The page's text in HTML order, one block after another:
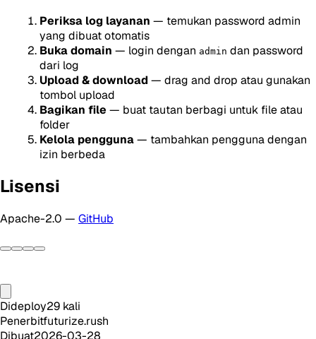
Periksa log layanan — temukan password admin
yang dibuat otomatis
Buka domain — login dengan admin dan password
dari log
Upload & download— drag and drop atau gunakan
tombol upload
Bagikan file — buat tautan berbagi untuk file atau
folder
Kelola pengguna— tambahkan pengguna dengan
izin berbeda
Lisensi
Apache-2.0 — GitHub
Dideploy29 kali
Penerbitfuturize.rush